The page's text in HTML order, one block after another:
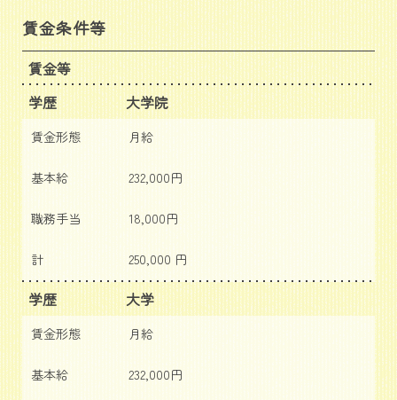
賃金条件等
賃金等
学歴
大学院
賃金形態 月給
基本給 232,000円
職務手当 18,000円
計 250,000 円
学歴 大学
賃金形態 月給
基本給 232,000円